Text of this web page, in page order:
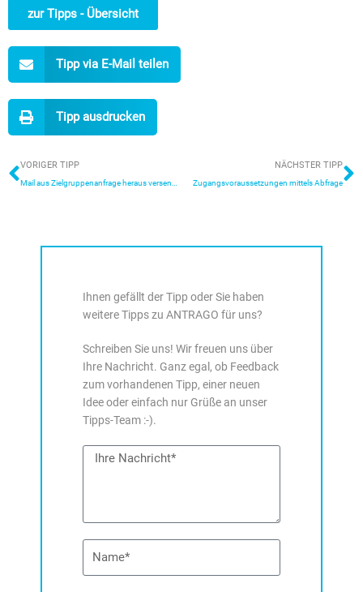
zur Tipps - Übersicht
Tipp via E-Mail teilen
Tipp ausdrucken
Zurück
VORIGER TIPP NÄCHSTER TIPP
Zugangsvoraussetzungen mittels Abfrage
Ihnen gefällt der Tipp oder Sie haben
weitere Tipps zu ANTRAGO für uns?
Schreiben Sie uns! Wir freuen uns über
Ihre Nachricht. Ganz egal, ob Feedback
zum vorhandenen Tipp, einer neuen
Idee oder einfach nur Grüße an unser
Tipps-Team :-).
Nachricht